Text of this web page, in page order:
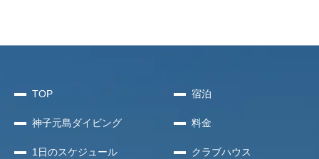
TOP
神子元島ダイビング
1日のスケジュール
宿泊
料金
クラブハウス